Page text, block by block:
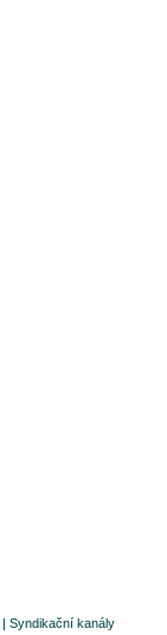
| Syndikační kanály